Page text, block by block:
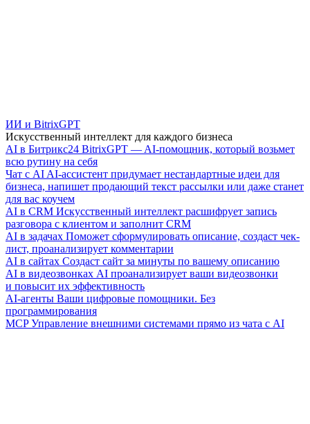
ИИ и BitrixGPT
Искусственный интеллект для каждого бизнеса
AI в Битрикс24 BitrixGPT — AI-помощник, который возьмет
всю рутину на себя
Чат с AI AI-ассистент придумает нестандартные идеи для
бизнеса, напишет продающий текст рассылки или даже станет
для вас коучем
AI в CRM Искусственный интеллект расшифрует запись
разговора с клиентом и заполнит CRM
AI в задачах Поможет сформулировать описание, создаст чек-
лист, проанализирует комментарии
AI в сайтах Создаст сайт за минуты по вашему описанию
AI в видеозвонках AI проанализирует ваши видеозвонки
и повысит их эффективность
AI-агенты Ваши цифровые помощники. Без
программирования
MCP Управление внешними системами прямо из чата с AI